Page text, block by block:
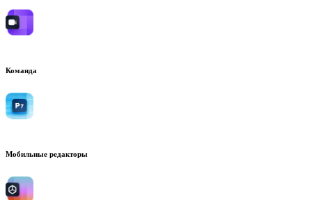
Команда
Мобильные редакторы